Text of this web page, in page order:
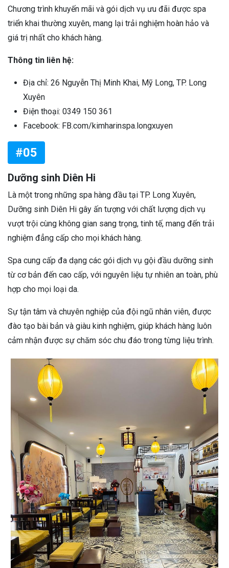
Chương trình khuyến mãi và gói dịch vụ ưu đãi được spa
triển khai thường xuyên, mang lại trải nghiệm hoàn hảo và
giá trị nhất cho khách hàng.
Thông tin liên hệ:
Địa chỉ: 26 Nguyễn Thị Minh Khai, Mỹ Long, TP. Long
Xuyên
Điện thoại: 0349 150 361
Facebook: FB.com/kimharinspa.longxuyen
#05
Dưỡng sinh Diên Hi
Là một trong những spa hàng đầu tại TP. Long Xuyên,
Dưỡng sinh Diên Hi gây ấn tượng với chất lượng dịch vụ
vượt trội cùng không gian sang trọng, tinh tế, mang đến trải
nghiệm đẳng cấp cho mọi khách hàng.
Spa cung cấp đa dạng các gói dịch vụ gội đầu dưỡng sinh
từ cơ bản đến cao cấp, với nguyên liệu tự nhiên an toàn, phù
hợp cho mọi loại da.
Sự tận tâm và chuyên nghiệp của đội ngũ nhân viên, được
đào tạo bài bản và giàu kinh nghiệm, giúp khách hàng luôn
cảm nhận được sự chăm sóc chu đáo trong từng liệu trình.